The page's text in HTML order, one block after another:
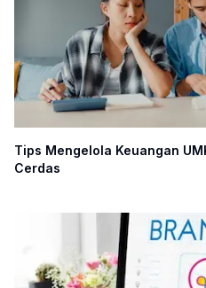
Tips Mengelola Keuangan
Cerdas